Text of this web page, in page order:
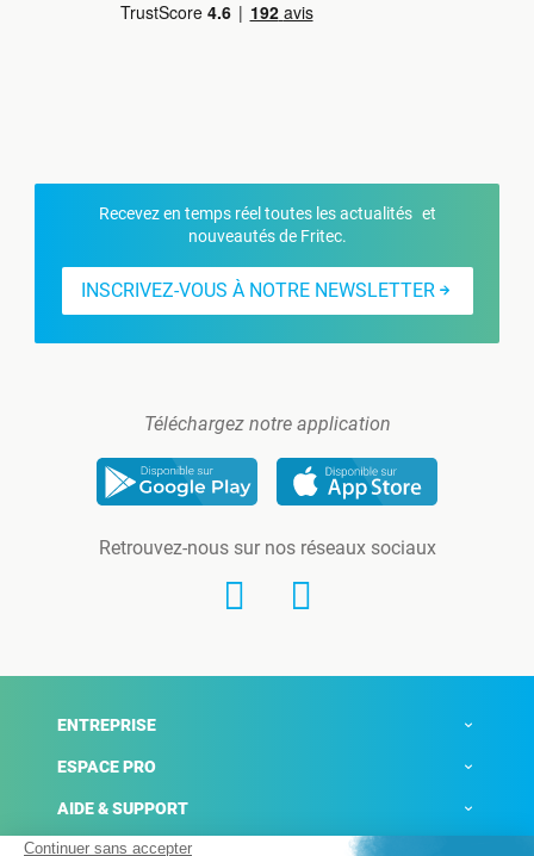
Recevez en temps réel toutes les actualités et
nouveautés de Fritec.
INSCRIVEZ-VOUS À NOTRE NEWSLETTER
Téléchargez notre application
Retrouvez-nous sur nos réseaux sociaux
ENTREPRISE
ESPACE PRO
AIDE & SUPPORT
ACTUALITÉS